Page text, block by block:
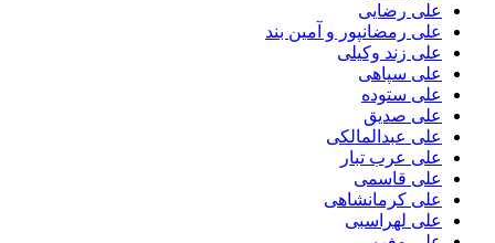
علی رضایی
علی رمضانپور و آمین بند
علی زند وکیلی
علی سپاهی
علی ستوده
علی صدیق
علی عبدالمالکی
علی عرب تبار
علی قاسمی
علی کرمانشاهی
علی لهراسبی